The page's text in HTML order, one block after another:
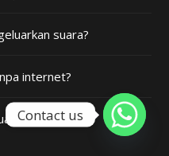
suara?
internet?
wilayah
Contact us